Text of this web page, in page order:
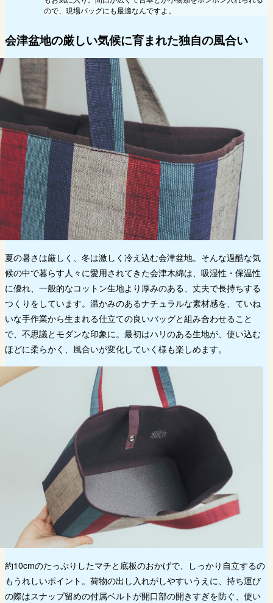
ので、現場バッグにも最適なんですよ。
会津盆地の厳しい気候に育まれた独自の風合い
夏の暑さは厳しく、冬は激しく冷え込む会津盆地。そんな過酷な気
候の中で暮らす人々に愛用されてきた会津木綿は、吸湿性・保温性
に優れ、一般的なコットン生地より厚みのある、丈夫で長持ちする
つくりをしています。温かみのあるナチュラルな素材感を、ていね
いな手作業から生まれる仕立ての良いバッグと組み合わせること
で、不思議とモダンな印象に。最初はハリのある生地が、使い込む
ほどに柔らかく、風合いが変化していく様も楽しめます。
約10cmのたっぷりしたマチと底板のおかげで、しっかり自立するの
もうれしいポイント。荷物の出し入れがしやすいうえに、持ち運び
の際はスナップ留めの付属ベルトが開口部の開きすぎを防ぐ、使い